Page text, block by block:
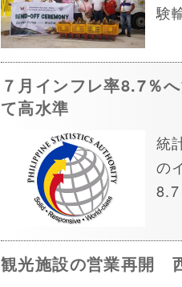
験
７月インフレ率8.7％
て高水準
統
の
8.7
観光施設の営業再開